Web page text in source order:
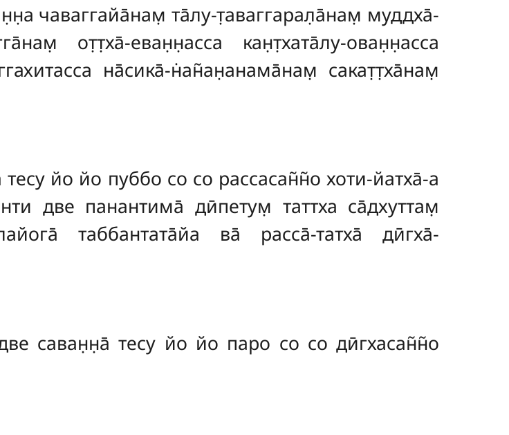
чаваггайа̄нам̣ та̄лу-т̣аваггарал̣а̄нам̣ муддха̄-
от̣т̣ха̄-еван̣н̣асса кан̣т̣хата̄лу-ован̣н̣асса
на̄сика̄-н̇ан̃ан̣анама̄нам̣ сакат̣т̣ха̄нам̣
йо йо пуббо со со рассасан̃н̃о хоти-йатха̄-а
две панантима̄ дӣпетум̣ таттха са̄дхуттам̣
таббантата̄йа ва̄ расса̄-татха̄ дӣгха̄-
саван̣н̣а̄ тесу йо йо паро со со дӣгхасан̃н̃о